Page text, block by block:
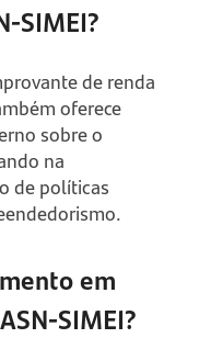
SIMEI?
de renda
oferece
sobre o
na
de políticas
em
SIMEI?